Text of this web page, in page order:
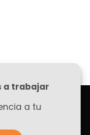
a trabajar
a tu